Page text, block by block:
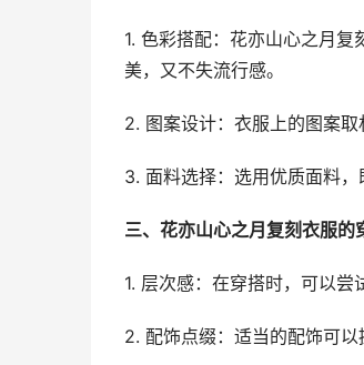
1. 色彩搭配：花亦山心之月
美，又不失流行感。
2. 图案设计：衣服上的图案取
3. 面料选择：选用优质面料，
三、花亦山心之月复刻衣服的
1. 层次感：在穿搭时，可以尝
2. 配饰点缀：适当的配饰可以